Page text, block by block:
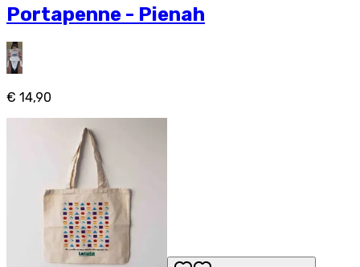
Portapenne - Pienah
€ 14,90